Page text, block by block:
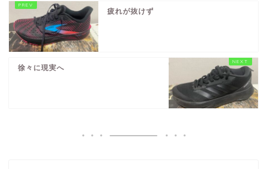
疲れが抜けず
徐々に現実へ